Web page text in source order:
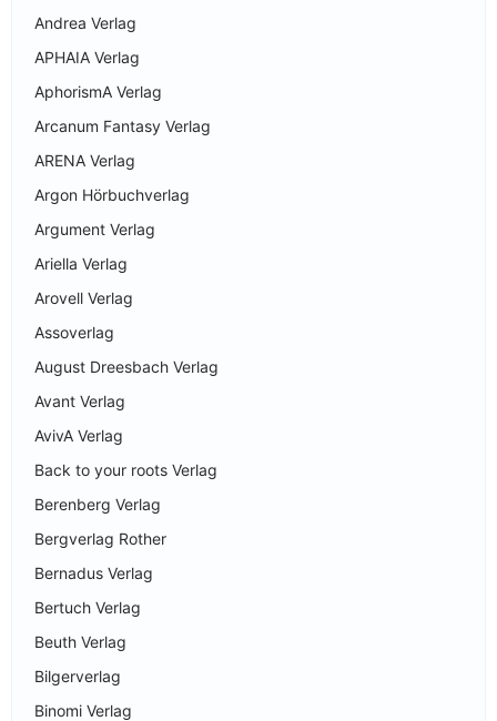
Andrea Verlag
APHAIA Verlag
AphorismA Verlag
Arcanum Fantasy Verlag
ARENA Verlag
Argon Hörbuchverlag
Argument Verlag
Ariella Verlag
Arovell Verlag
Assoverlag
August Dreesbach Verlag
Avant Verlag
AvivA Verlag
Back to your roots Verlag
Berenberg Verlag
Bergverlag Rother
Bernadus Verlag
Bertuch Verlag
Beuth Verlag
Bilgerverlag
Binomi Verlag